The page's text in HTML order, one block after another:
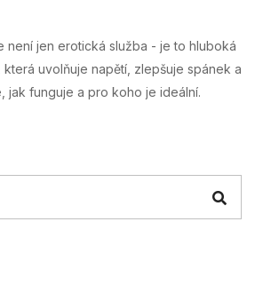
není jen erotická služba - je to hluboká
uvolňuje napětí, zlepšuje spánek a
jak funguje a pro koho je ideální.